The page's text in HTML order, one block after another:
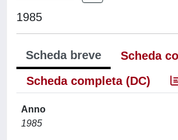
1985
Scheda breve
Scheda
Scheda completa (DC)
Anno
1985